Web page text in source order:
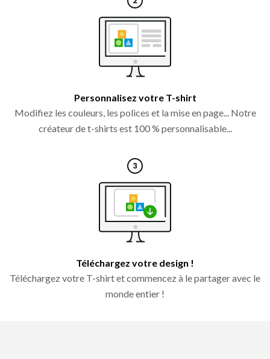
Personnalisez votre T-shirt
Modifiez les couleurs, les polices et la mise en page... Notre
créateur de t-shirts est 100 % personnalisable...
Téléchargez votre design !
Téléchargez votre T-shirt et commencez à le partager avec le
monde entier !